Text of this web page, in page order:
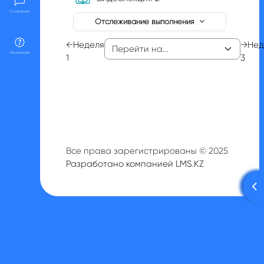
Сообщения
Инструкции
Отслеживание выполнения
←Неделя
1
→
3
Все права зарегистрированы © 2025
Разработано компанией LMS.KZ